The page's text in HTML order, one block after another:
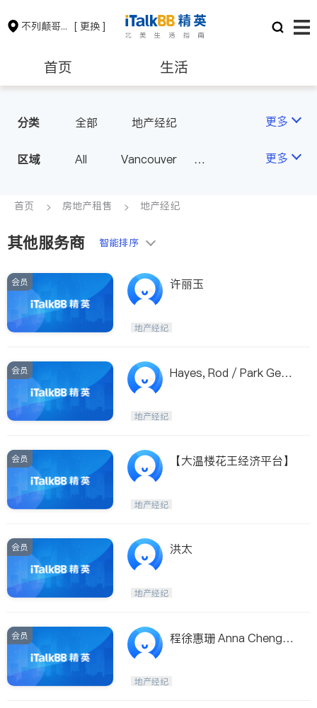
不列颠哥伦比亚省 [ 更换 ]
首页 生活
保险理财 房地产租售
会计师 建筑装修
分类 全部 地产经纪 更多
区域 All
Vancouver
Surrey
Coquitlam
Port Coquitlam
New Westminster
Langley
Port Moody
Maple Ridge
BC - Other Cities
更多
首页 房地产租售 地产经纪
其他服务商 智能排序
会员 许丽玉
地产经纪
会员
Hayes, Rod / Park Geor
地产经纪
会员 【大温楼花王经济平台】
地产经纪
会员 洪太
地产经纪
会员
程徐惠珊 Anna Cheng /
地产经纪